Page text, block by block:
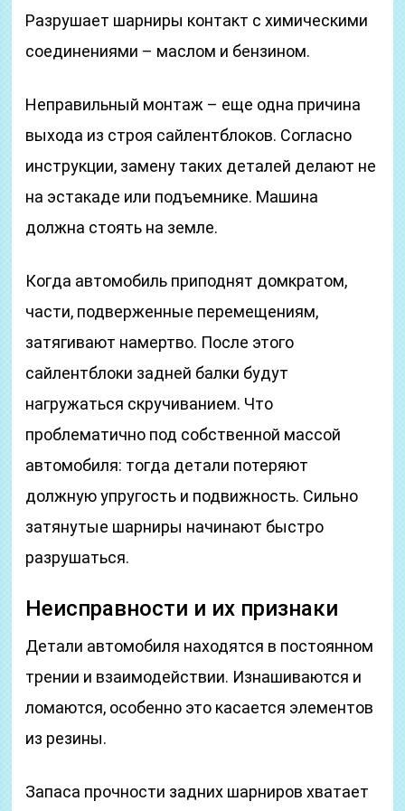
Разрушает шарниры контакт с химическими
соединениями – маслом и бензином.
Неправильный монтаж – еще одна причина
выхода из строя сайлентблоков. Согласно
инструкции, замену таких деталей делают не
на эстакаде или подъемнике. Машина
должна стоять на земле.
Когда автомобиль приподнят домкратом,
части, подверженные перемещениям,
затягивают намертво. После этого
сайлентблоки задней балки будут
нагружаться скручиванием. Что
проблематично под собственной массой
автомобиля: тогда детали потеряют
должную упругость и подвижность. Сильно
затянутые шарниры начинают быстро
разрушаться.
Неисправности и их признаки
Детали автомобиля находятся в постоянном
трении и взаимодействии. Изнашиваются и
ломаются, особенно это касается элементов
из резины.
Запаса прочности задних шарниров хватает